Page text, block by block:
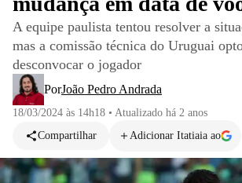
A equipe paulista tentou resolver a
mas a comissão técnica do Uruguai
desconvocar o jogador
PorJoão Pedro Andrada
18/03/2024 às 14h18 • Atualizado há 2 anos
Compartilhar
Adicionar Itatiaia ao